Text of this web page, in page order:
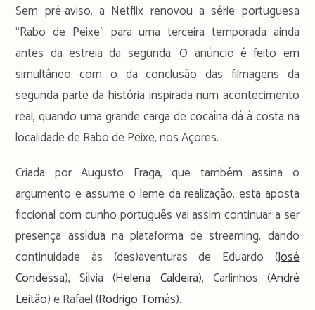
Sem pré-aviso, a Netflix renovou a série portuguesa
“Rabo de Peixe” para uma terceira temporada ainda
antes da estreia da segunda. O anúncio é feito em
simultâneo com o da conclusão das filmagens da
segunda parte da história inspirada num acontecimento
real, quando uma grande carga de cocaína dá à costa na
localidade de Rabo de Peixe, nos Açores.
Criada por Augusto Fraga, que também assina o
argumento e assume o leme da realização, esta aposta
ficcional com cunho português vai assim continuar a ser
presença assídua na plataforma de streaming, dando
continuidade às (des)aventuras de Eduardo (José
Condessa), Sílvia (Helena Caldeira), Carlinhos (André
Leitão) e Rafael (Rodrigo Tomás).